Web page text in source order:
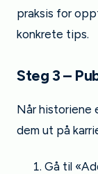
praksis for
konkrete tips.
Steg 3 –
Når historiene
dem ut på
Gå til